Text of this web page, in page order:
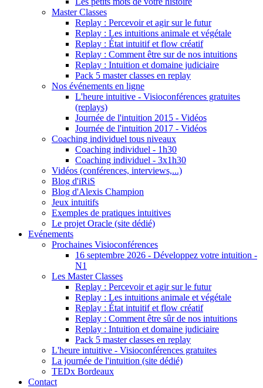
Master Classes
Replay : Percevoir et agir sur le futur
Replay : Les intuitions animale et végétale
Replay : État intuitif et flow créatif
Replay : Comment être sur de nos intuitions
Replay : Intuition et domaine judiciaire
Pack 5 master classes en replay
Nos événements en ligne
L'heure intuitive - Visioconférences gratuites
(replays)
Journée de l'intuition 2015 - Vidéos
Journée de l'intuition 2017 - Vidéos
Coaching individuel tous niveaux
Coaching individuel - 1h30
Coaching individuel - 3x1h30
Vidéos (conférences, interviews,...)
Blog d'iRiS
Blog d'Alexis Champion
Jeux intuitifs
Exemples de pratiques intuitives
Le projet Oracle (site dédié)
Evénements
Prochaines Visioconférences
16 septembre 2026 - Développez votre intuition -
N1
Les Master Classes
Replay : Percevoir et agir sur le futur
Replay : Les intuitions animale et végétale
Replay : État intuitif et flow créatif
Replay : Comment être sûr de nos intuitions
Replay : Intuition et domaine judiciaire
Pack 5 master classes en replay
L'heure intuitive - Visioconférences gratuites
La journée de l'intuition (site dédié)
TEDx Bordeaux
Contact